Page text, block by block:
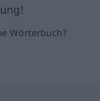
Wörterbuch?